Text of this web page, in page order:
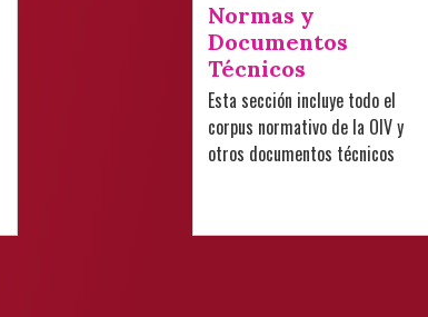
Normas y
Documentos
Técnicos
Esta sección incluye todo el
corpus normativo de la OIV y
otros documentos técnicos